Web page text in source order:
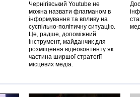
Чернігівський Youtube не
можна назвати флагманом в
інформування та впливу на
суспільно-політичну ситуацію.
Це, радше, допоміжний
інструмент, майданчик для
розміщення відеоконтенту як
частина ширшої стратегії
місцевих медіа.